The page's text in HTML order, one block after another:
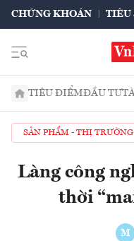
CHỨNG KHOÁN TIÊU
TIÊU ĐIỂMĐẦU TƯ
SẢN PHẨM - THỊ TRƯỜNG
Làng công
thời
M